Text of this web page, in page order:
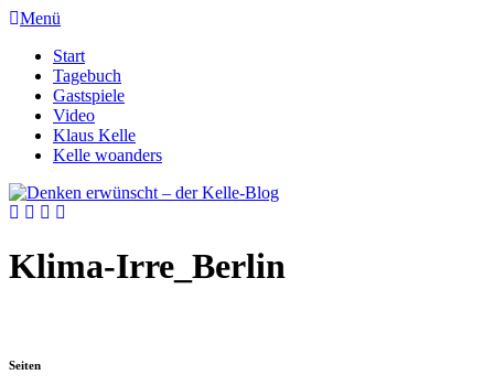
Menü
Start
Tagebuch
Gastspiele
Video
Klaus Kelle
Kelle woanders
Klima-Irre_Berlin
Seiten